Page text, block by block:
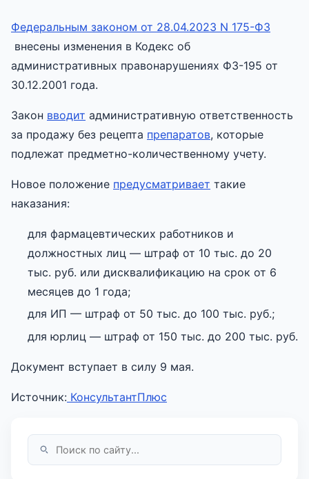
Федеральным законом от 28.04.2023 N 175-ФЗ
внесены изменения в Кодекс об
административных правонарушениях ФЗ-195 от
30.12.2001 года.
Закон вводит административную ответственность
за продажу без рецепта препаратов, которые
подлежат предметно-количественному учету.
Новое положение предусматривает такие
наказания:
для фармацевтических работников и
должностных лиц — штраф от 10 тыс. до 20
тыс. руб. или дисквалификацию на срок от 6
месяцев до 1 года;
для ИП — штраф от 50 тыс. до 100 тыс. руб.;
для юрлиц — штраф от 150 тыс. до 200 тыс. руб.
Документ вступает в силу 9 мая.
Источник: КонсультантПлюс